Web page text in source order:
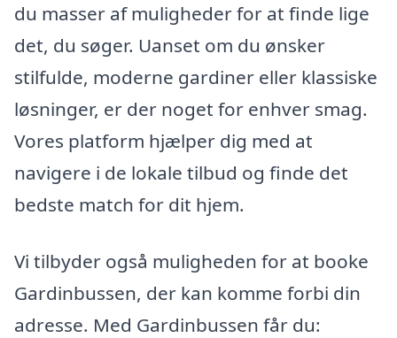
du masser af muligheder for at finde lige
det, du søger. Uanset om du ønsker
stilfulde, moderne gardiner eller klassiske
løsninger, er der noget for enhver smag.
Vores platform hjælper dig med at
navigere i de lokale tilbud og finde det
bedste match for dit hjem.
Vi tilbyder også muligheden for at booke
Gardinbussen, der kan komme forbi din
adresse. Med Gardinbussen får du: